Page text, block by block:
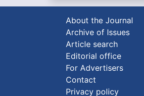
About the Journal
Archive of Issues
Article search
Editorial office
For Advertisers
Contact
Privacy policy